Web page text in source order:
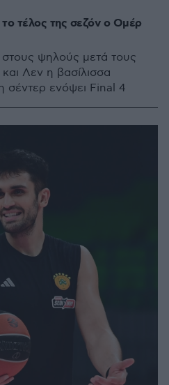
τέλος της σεζόν ο Ομέρ
ψηλούς μετά τους
Λεν η βασίλισσα
ενόψει Final 4